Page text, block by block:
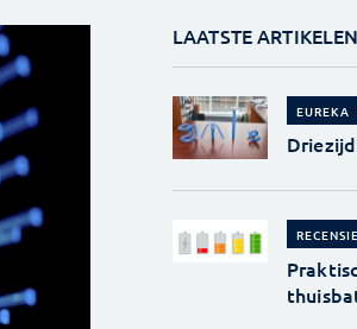
LAATSTE ARTIKELEN
EUREKA
RECENSIE